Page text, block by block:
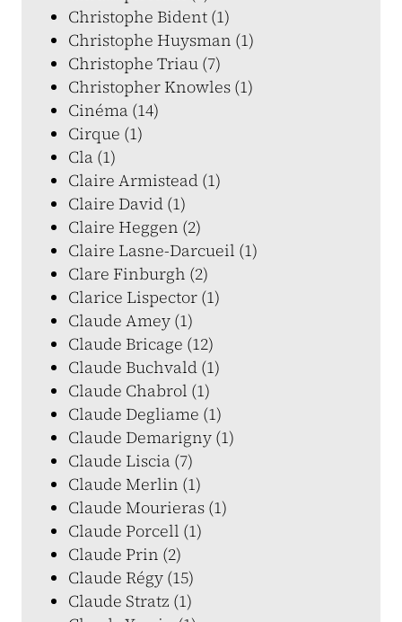
Christophe Bident (1)
Christophe Huysman (1)
Christophe Triau (7)
Christopher Knowles (1)
Cinéma (14)
Cirque (1)
Cla (1)
Claire Armistead (1)
Claire David (1)
Claire Heggen (2)
Claire Lasne-Darcueil (1)
Clare Finburgh (2)
Clarice Lispector (1)
Claude Amey (1)
Claude Bricage (12)
Claude Buchvald (1)
Claude Chabrol (1)
Claude Degliame (1)
Claude Demarigny (1)
Claude Liscia (7)
Claude Merlin (1)
Claude Mourieras (1)
Claude Porcell (1)
Claude Prin (2)
Claude Régy (15)
Claude Stratz (1)